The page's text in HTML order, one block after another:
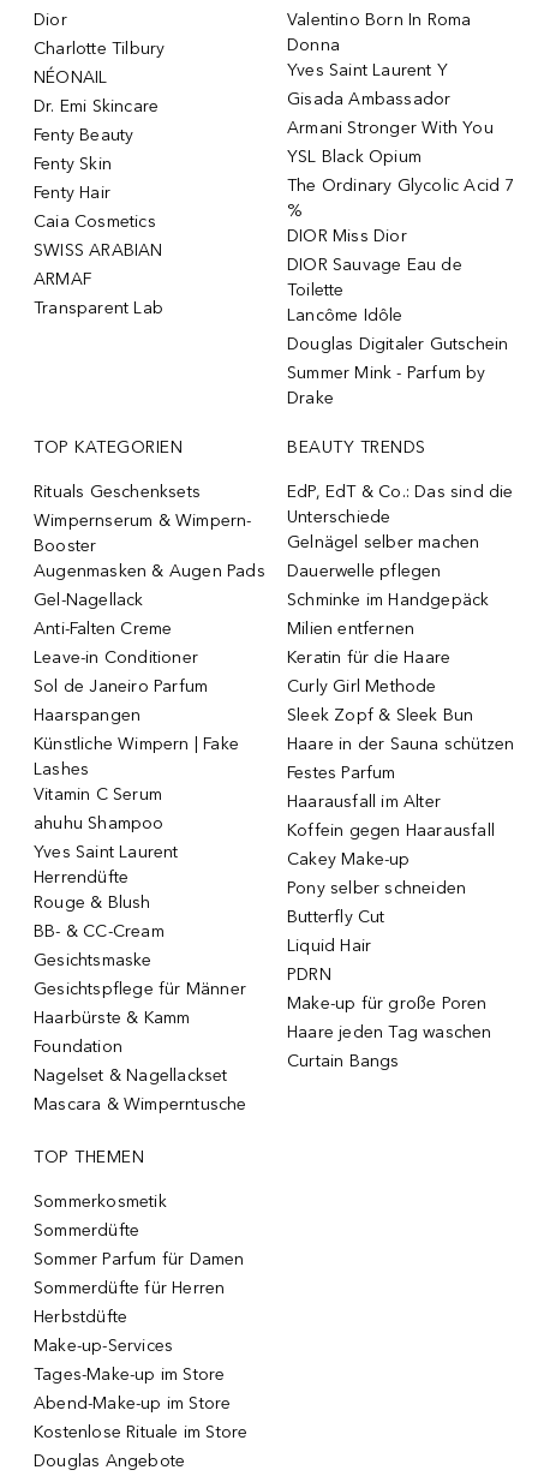
Dior
Charlotte Tilbury
NÉONAIL
Dr. Emi Skincare
Fenty Beauty
Fenty Skin
Fenty Hair
Caia Cosmetics
SWISS ARABIAN
ARMAF
Transparent Lab
Valentino Born In Roma
Donna
Yves Saint Laurent Y
Gisada Ambassador
Armani Stronger With You
YSL Black Opium
The Ordinary Glycolic Acid 7
%
DIOR Miss Dior
DIOR Sauvage Eau de
Toilette
Lancôme Idôle
Douglas Digitaler Gutschein
Summer Mink - Parfum by
Drake
TOP KATEGORIEN
Rituals Geschenksets
Wimpernserum & Wimpern-
Booster
Augenmasken & Augen Pads
Gel-Nagellack
Anti-Falten Creme
Leave-in Conditioner
Sol de Janeiro Parfum
Haarspangen
Künstliche Wimpern | Fake
Lashes
Vitamin C Serum
ahuhu Shampoo
Yves Saint Laurent
Herrendüfte
Rouge & Blush
BB- & CC-Cream
Gesichtsmaske
Gesichtspflege für Männer
Haarbürste & Kamm
Foundation
Nagelset & Nagellackset
Mascara & Wimperntusche
BEAUTY TRENDS
EdP, EdT & Co.: Das sind die
Unterschiede
Gelnägel selber machen
Dauerwelle pflegen
Schminke im Handgepäck
Milien entfernen
Keratin für die Haare
Curly Girl Methode
Sleek Zopf & Sleek Bun
Haare in der Sauna schützen
Festes Parfum
Haarausfall im Alter
Koffein gegen Haarausfall
Cakey Make-up
Pony selber schneiden
Butterfly Cut
Liquid Hair
PDRN
Make-up für große Poren
Haare jeden Tag waschen
Curtain Bangs
TOP THEMEN
Sommerkosmetik
Sommerdüfte
Sommer Parfum für Damen
Sommerdüfte für Herren
Herbstdüfte
Make-up-Services
Tages-Make-up im Store
Abend-Make-up im Store
Kostenlose Rituale im Store
Douglas Angebote